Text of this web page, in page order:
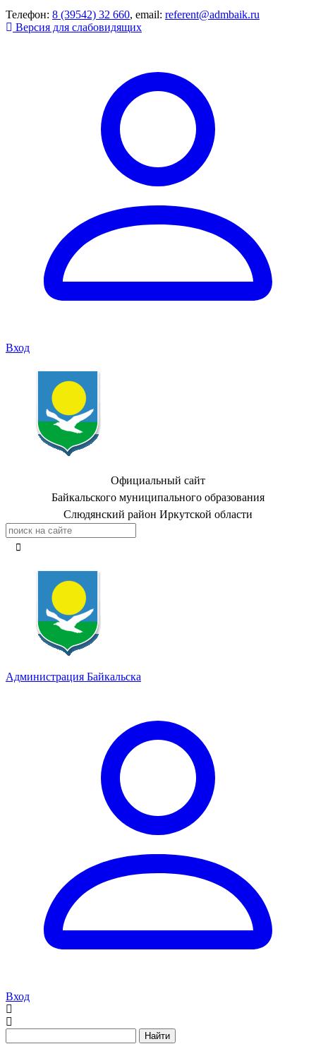
Телефон: 8 (39542) 32 660, email: referent@admbaik.ru
Версия для слабовидящих
Вход
Официальный сайт
Байкальского муниципального образования
Слюдянский район Иркутской области
Администрация Байкальска
Вход
Найти